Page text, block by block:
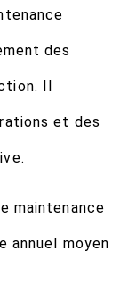
des
Il
et des
maintenance
annuel moyen